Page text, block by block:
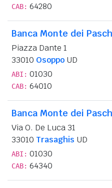
CAB: 64280
Banca Monte dei
Piazza Dante 1
33010 Osoppo UD
ABI: 01030
CAB: 64010
Banca Monte dei
Via O. De Luca 31
33010 Trasaghis UD
ABI: 01030
CAB: 64340